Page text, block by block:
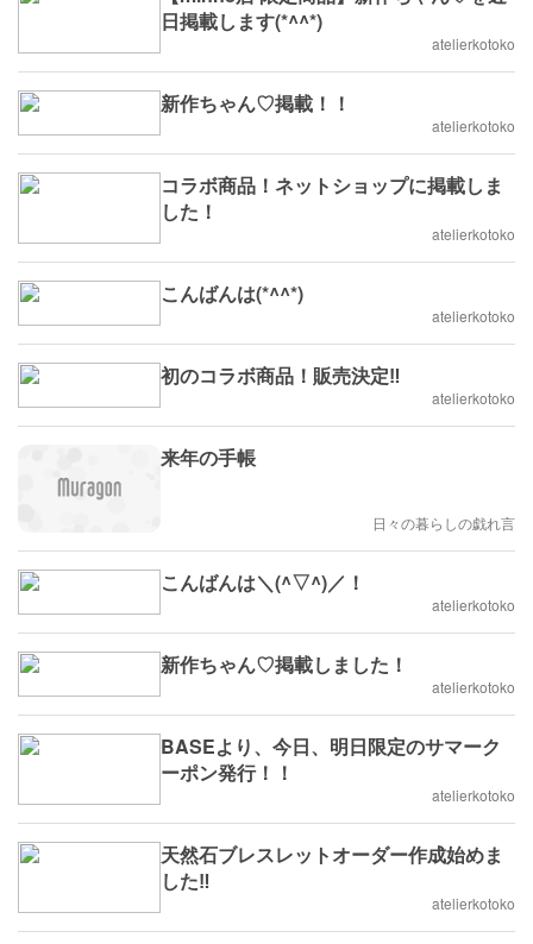
日掲載します(*^^*)
atelierkotoko
新作ちゃん♡掲載！！
atelierkotoko
コラボ商品！ネットショップに掲載しま
した！
atelierkotoko
こんばんは(*^^*)
atelierkotoko
初のコラボ商品！販売決定‼️
atelierkotoko
来年の手帳
日々の暮らしの戯れ言
こんばんは＼(^▽^)／！
atelierkotoko
新作ちゃん♡掲載しました！
atelierkotoko
BASEより、今日、明日限定のサマーク
ーポン発行！！
atelierkotoko
天然石ブレスレットオーダー作成始めま
した‼️
atelierkotoko